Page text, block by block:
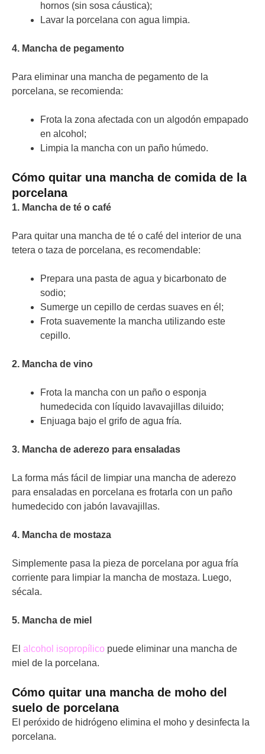
hornos (sin sosa cáustica);
Lavar la porcelana con agua limpia.
4. Mancha de pegamento
Para eliminar una mancha de pegamento de la
porcelana, se recomienda:
Frota la zona afectada con un algodón empapado
en alcohol;
Limpia la mancha con un paño húmedo.
Cómo quitar una mancha de comida de la
porcelana
1. Mancha de té o café
Para quitar una mancha de té o café del interior de una
tetera o taza de porcelana, es recomendable:
Prepara una pasta de agua y bicarbonato de
sodio;
Sumerge un cepillo de cerdas suaves en él;
Frota suavemente la mancha utilizando este
cepillo.
2. Mancha de vino
Frota la mancha con un paño o esponja
humedecida con líquido lavavajillas diluido;
Enjuaga bajo el grifo de agua fría.
3. Mancha de aderezo para ensaladas
La forma más fácil de limpiar una mancha de aderezo
para ensaladas en porcelana es frotarla con un paño
humedecido con jabón lavavajillas.
4. Mancha de mostaza
Simplemente pasa la pieza de porcelana por agua fría
corriente para limpiar la mancha de mostaza. Luego,
sécala.
5. Mancha de miel
El alcohol isopropílico puede eliminar una mancha de
miel de la porcelana.
Cómo quitar una mancha de moho del
suelo de porcelana
El peróxido de hidrógeno elimina el moho y desinfecta la
porcelana.